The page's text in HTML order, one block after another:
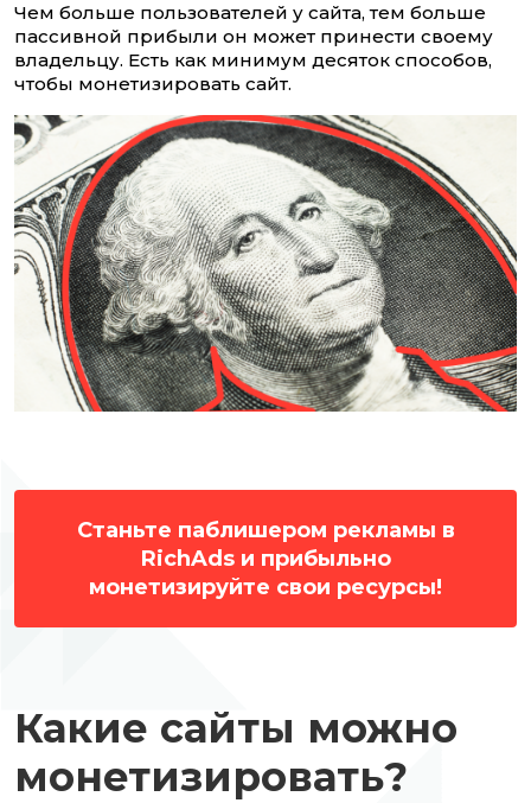
Чем больше пользователей у сайта, тем больше
пассивной прибыли он может принести своему
владельцу. Есть как минимум десяток способов,
чтобы монетизировать сайт.
Станьте паблишером рекламы в
RichAds и прибыльно
монетизируйте свои ресурсы!
Какие сайты можно
монетизировать?